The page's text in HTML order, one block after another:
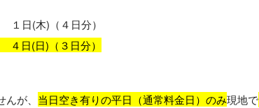
１日(木)（４日分）
日(日)（３日分）
が、 当日空き有りの平日（通常料金日）のみ現地で